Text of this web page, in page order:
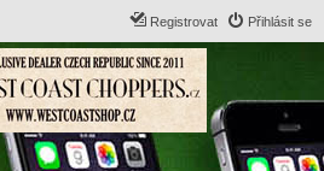
Přihlásit se
Registrovat